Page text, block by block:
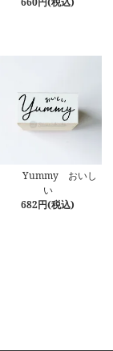
Yummy おいし
い
682円(税込)